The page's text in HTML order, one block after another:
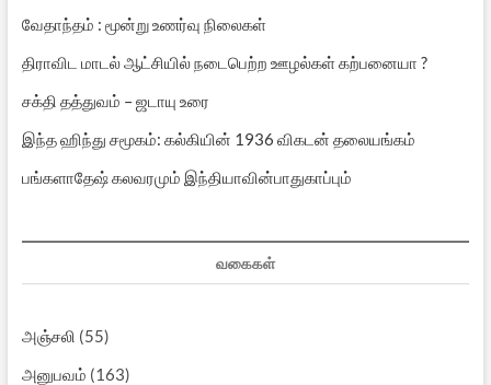
வேதாந்தம் : மூன்று உணர்வு நிலைகள்
திராவிட மாடல் ஆட்சியில் நடைபெற்ற ஊழல்கள் கற்பனையா ?
சக்தி தத்துவம் – ஜடாயு உரை
இந்த ஹிந்து சமூகம்: கல்கியின் 1936 விகடன் தலையங்கம்
பங்களாதேஷ் கலவரமும் இந்தியாவின்பாதுகாப்பும்
வகைகள்
அஞ்சலி (55)
அனுபவம் (163)